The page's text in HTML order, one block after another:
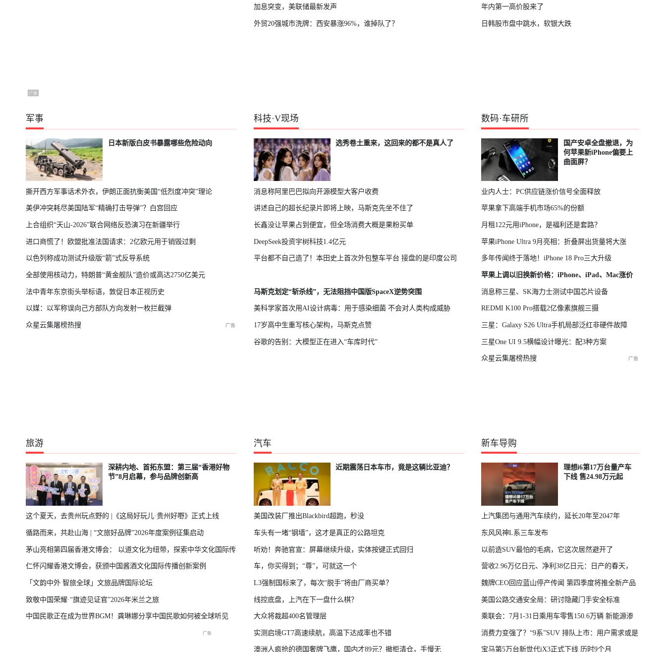
加息突变，美联储最新发声
外贸20强城市洗牌：西安暴涨96%，谁掉队了？
年内第一高价股来了
日韩股市盘中跳水，软银大跌
军事
日本新版白皮书暴露哪些危险动向
撕开西方军事话术外衣，伊朗正面抗衡美国“低烈度冲突”理论
美伊冲突耗尽美国陆军“精确打击导弹”？白宫回应
上合组织“天山-2026”联合网络反恐演习在新疆举行
进口商慌了！欧盟批准法国请求：2亿欧元用于销毁过剩
以色列称成功测试升级版“箭”式反导系统
全部使用核动力，特朗普“黄金舰队”造价或高达2750亿美元
法中青年东京街头举标语，敦促日本正视历史
以媒：以军称误向己方部队方向发射一枚拦截弹
众星云集屠榜热搜
科技·V现场
选秀卷土重来，这回来的都不是真人了
消息称阿里巴巴拟向开源模型大客户收费
讲述自己的超长纪录片即将上映，马斯克先坐不住了
长鑫没让苹果占到便宜，但全场消费大概是果粉买单
DeepSeek投资宇树科技1.4亿元
平台都不自己造了！本田史上首次外包整车平台 接盘的是印度公司
马斯克划定“斩杀线”，无法阻挡中国版SpaceX逆势突围
美科学家首次用AI设计病毒：用于感染细菌 不会对人类构成威胁
17岁高中生重写核心架构，马斯克点赞
谷歌的告别：大模型正在进入“车库时代”
数码·车研所
国产安卓全盘撤退，为
何苹果新iPhone偏要上
曲面屏？
业内人士：PC供应链涨价信号全面释放
苹果拿下高端手机市场65%的份额
月租122元用iPhone，是福利还是套路？
苹果iPhone Ultra 9月亮相：折叠屏出货量将大涨
多年传闻终于落地！iPhone 18 Pro三大升级
苹果上调以旧换新价格：iPhone、iPad、Mac涨价
消息称三星、SK海力士测试中国芯片设备
REDMI K100 Pro搭载2亿像素旗舰三摄
三星：Galaxy S26 Ultra手机局部泛红非硬件故障
三星One UI 9.5横幅设计曝光：配3种方案
众星云集屠榜热搜
旅游
深耕内地、首拓东盟：第三届“香港好物
节”8月启幕，参与品牌创新高
这个夏天，去贵州玩点野的 |《这局好玩儿·贵州好嘢》正式上线
循路而来，共赴山海 | “文旅好品牌”2026年度案例征集启动
茅山亮相第四届香港文博会： 以道文化为纽带，探索中华文化国际传
播新表达
仁怀闪耀香港文博会，获颁中国酱酒文化国际传播创新案例
「文韵中外 智旅全球」文旅品牌国际论坛
致敬中国荣耀·“旗迹见证官”2026年米兰之旅
中国民歌正在成为世界BGM！龚琳娜分享中国民歌如何被全球听见
汽车
近期震荡日本车市，竟是这辆比亚迪？
美国改装厂推出Blackbird超跑，秒没
车头有一堵“钢墙”，这才是真正的公路坦克
听劝！奔驰官宣：屏幕继续升级，实体按键正式回归
车，你买得到；“尊”，可就这一个
L3强制国标来了，每次“脱手”将由厂商买单？
线控底盘，上汽在下一盘什么棋？
大众将裁超400名管理层
实测启境GT7高速续航，高温下达成率也不错
澳洲人疯抢的德国奢牌飞鹰，国内才89元？撤柜清仓，手慢无
新车导购
理想i6第17万台量产车
下线 售24.98万元起
上汽集团与通用汽车续约，延长20年至2047年
东风风神L系三车发布
以前造SUV最怕的毛病，它这次居然避开了
营收2.96万亿日元、净利38亿日元：日产的春天，
回来了
魏牌CEO回应蓝山停产传闻 第四季度将推全新产品
美国公路交通安全局：研讨隐藏门手安全标准
乘联会：7月1-31日乘用车零售150.6万辆 新能源渗
透率64.4%
消费力变强了？“9系”SUV 排队上市：用户需求或是
主因
宝马第5万台新世代iX3正式下线 历时9个月